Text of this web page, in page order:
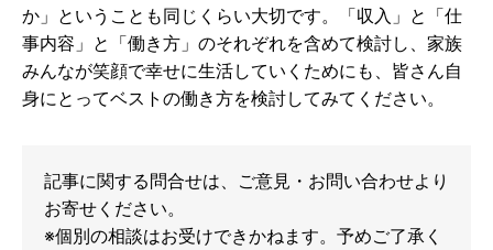
か」ということも同じくらい大切です。「収入」と「仕
事内容」と「働き方」のそれぞれを含めて検討し、家族
みんなが笑顔で幸せに生活していくためにも、皆さん自
身にとってベストの働き方を検討してみてください。
記事に関する問合せは、ご意見・お問い合わせより
お寄せください。
※個別の相談はお受けできかねます。予めご了承く